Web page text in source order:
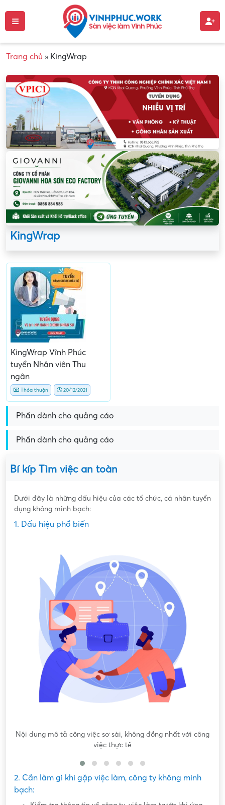
Trang chủ » KingWrap
KingWrap
KingWrap Vĩnh Phúc
tuyển Nhân viên Thu
ngân
Thỏa thuận 20/12/2021
Phần dành cho quảng cáo
Phần dành cho quảng cáo
Bí kíp Tìm việc an toàn
Dưới đây là những dấu hiệu của các tổ chức, cá nhân tuyển
dụng không minh bạch:
1. Dấu hiệu phổ biến
Nội dung mô tả công việc sơ sài, không đồng nhất với công
việc thực tế
2. Cần làm gì khi gặp việc làm, công ty không minh
bạch: